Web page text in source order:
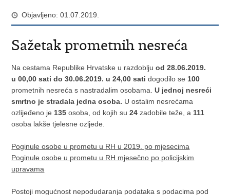
Objavljeno: 01.07.2019.
Sažetak prometnih nesreća
Na cestama Republike Hrvatske u razdoblju od 28.06.2019.
u 00,00 sati do 30.06.2019. u 24,00 sati dogodilo se 100
prometnih nesreća s nastradalim osobama.U jednoj nesreći
smrtno je stradala jedna osoba. U ostalim nesrećama
ozlijeđeno je 135 osoba, od kojih su 24zadobile teže, a 111
osoba lakše tjelesne ozljede.
Poginule osobe u prometu u RH u 2019. po mjesecima
Poginule osobe u prometu u RH mjesečno po policijskim
upravama
Postoji mogućnost nepodudaranja podataka s podacima pod